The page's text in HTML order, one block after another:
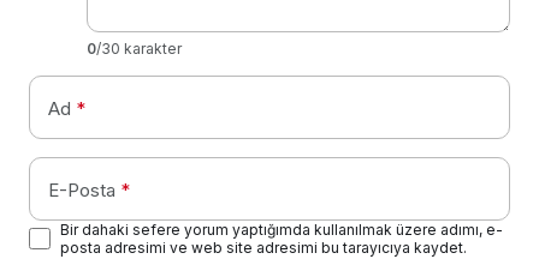
0/30 karakter
Ad *
E-Posta *
Bir dahaki sefere yorum yaptığımda kullanılmak üzere adımı, e-
posta adresimi ve web site adresimi bu tarayıcıya kaydet.